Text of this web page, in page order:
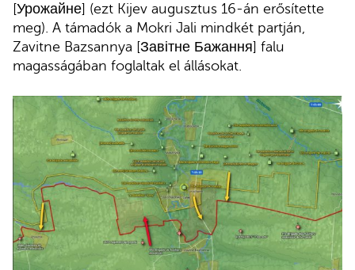
[Урожайне] (ezt Kijev augusztus 16-án erősítette
meg). A támadók a Mokri Jali mindkét partján,
Zavitne Bazsannya [Завітне Бажання] falu
magasságában foglaltak el állásokat.